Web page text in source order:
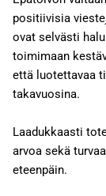
positiivisia
ovat selvästi
toimimaan
että luotettavaa
takavuosina.
Laadukkaasti
arvoa sekä
eteenpäin.